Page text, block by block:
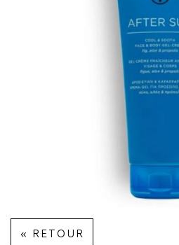
« RETOUR